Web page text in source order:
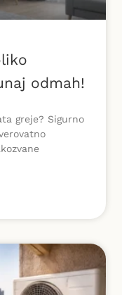
odmah!
greje? Sigurno